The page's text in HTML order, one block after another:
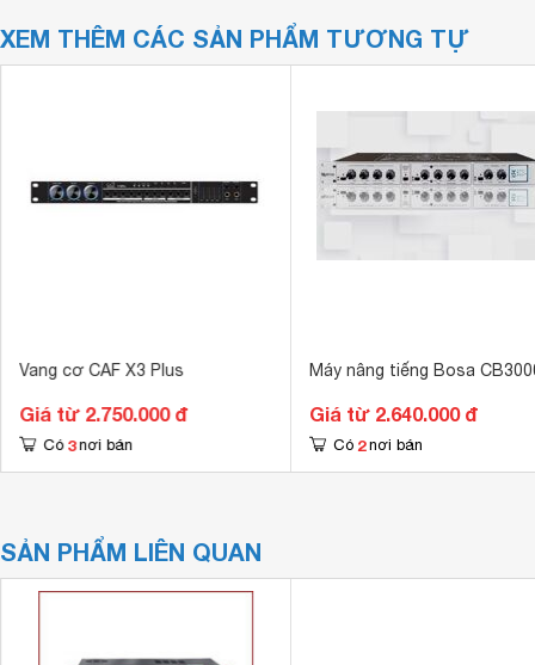
XEM THÊM CÁC SẢN PHẨM TƯƠNG TỰ
Vang cơ CAF X3 Plus
Giá từ 2.750.000 đ
Có 3 nơi bán
Máy nâng tiếng Bosa
Giá từ 2.640.000 đ
Có 2 nơi bán
SẢN PHẨM LIÊN QUAN